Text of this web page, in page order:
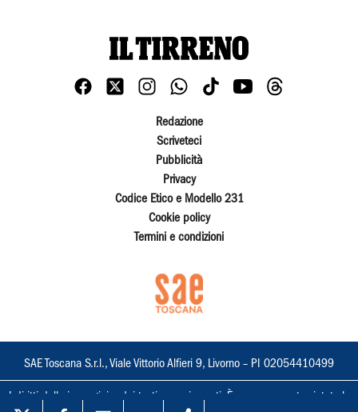
Redazione
Scriveteci
Pubblicità
Privacy
Codice Etico e Modello 231
Cookie policy
Termini e condizioni
SAE Toscana S.r.l., Viale Vittorio Alfieri 9, Livorno – PI 02054410499
I diritti delle immagini e dei testi sono riservati. È espressamente vietata la